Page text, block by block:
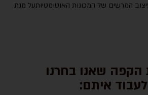
המרשים של המכונות האוטומטיותעל מנת
הקפה שאנו בחרנו
לעבוד איתם: